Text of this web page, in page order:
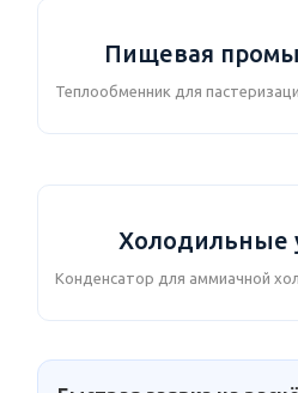
Пищевая
Теплообменник для
Холодильные
Конденсатор для аммиачной